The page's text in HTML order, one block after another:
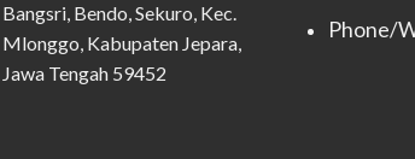
Bangsri, Bendo, Sekuro, Kec.
Mlonggo, Kabupaten Jepara,
Jawa Tengah 59452
Phone/